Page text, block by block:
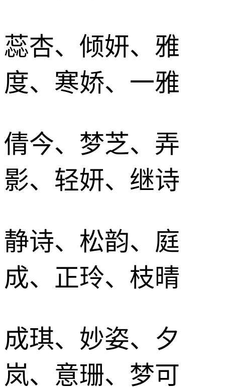
蕊杏、倾妍、雅
度、寒娇、一雅
倩今、梦芝、弄
影、轻妍、继诗
静诗、松韵、庭
成、正玲、枝晴
成琪、妙姿、夕
岚、意珊、梦可